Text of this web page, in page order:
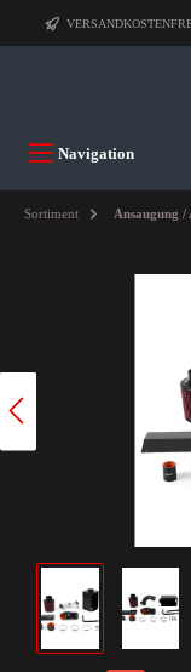
Navigation
Sortiment Ansaugung